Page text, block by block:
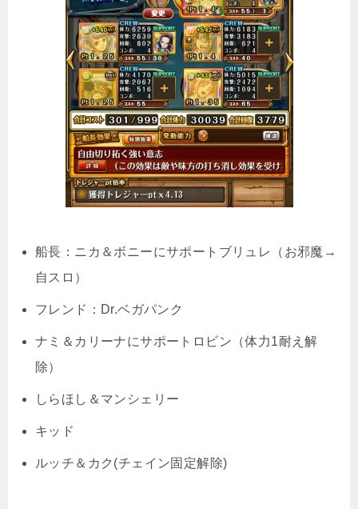
船長：ニカ＆ボニーにサポートブリュレ（お邪魔→
自スロ）
フレンド：Dr.ベガパンク
ナミ＆カリーナにサポートロビン（体力1耐え解
除）
しらほし＆マンシェリー
キッド
ルッチ＆カク(チェイン固定解除)